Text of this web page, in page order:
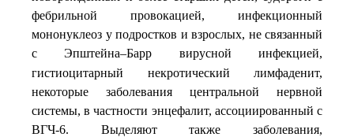
фебрильной провокацией, инфекционный
мононуклеоз у подростков и взрослых, не связанный
с Эпштейна–Барр
вирусной
инфекцией,
гистиоцитарный некротический лимфаденит,
некоторые заболевания центральной нервной
системы, в частности энцефалит, ассоциированный с
ВГЧ-6. Выделяют также заболевания,